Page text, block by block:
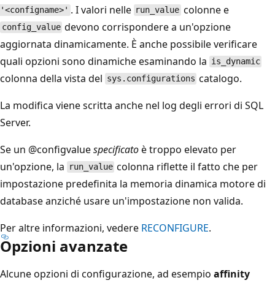
'<configname>' . I valori nelle run_value colonne e
config_value devono corrispondere a un'opzione
aggiornata dinamicamente. È anche possibile verificare
quali opzioni sono dinamiche esaminando la is_dynamic
colonna della vista del sys.configurations catalogo.
La modifica viene scritta anche nel log degli errori di SQL
Server.
Se un @configvaluespecificatoè troppo elevato per
un'opzione, la
run_value colonna riflette il fatto che per
impostazione predefinita la memoria dinamica motore di
database anziché usare un'impostazione non valida.
Per altre informazioni, vedere RECONFIGURE.
Opzioni avanzate
Alcune opzioni di configurazione, ad esempio affinity